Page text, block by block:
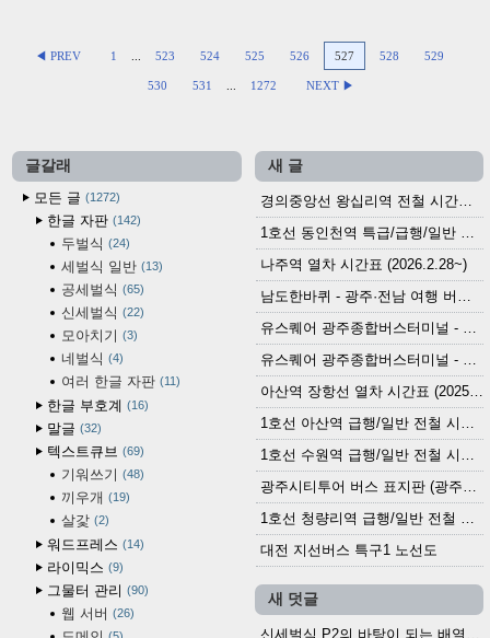
◀ PREV 1 523 524 525 526 527 528 529
530 531 1272 NEXT ▶
글갈래
모든 글
1272
한글 자판 142
두벌식 24
세벌식 일반 13
공세벌식 65
신세벌식 22
모아치기 3
네벌식 4
여러 한글 자판 11
한글 부호계 16
말글 32
텍스트큐브 69
기워쓰기 48
끼우개 19
살갗 2
워드프레스 14
라이믹스 9
그물터 관리 90
웹 서버 26
새 글
경의중앙선 왕십리역 전철 시간표 (2026.4.20~)
나주역 열차 시간표 (2026.2.28~)
아산역 장항선 열차 시간표 (2025.12.30 기준) (무궁화호, ITX-마음, 새마을호, 서해금빛열차)
대전 지선버스 특구1 노선도
새 덧글